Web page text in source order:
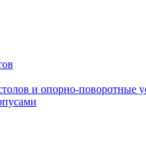
и опорно-поворотные